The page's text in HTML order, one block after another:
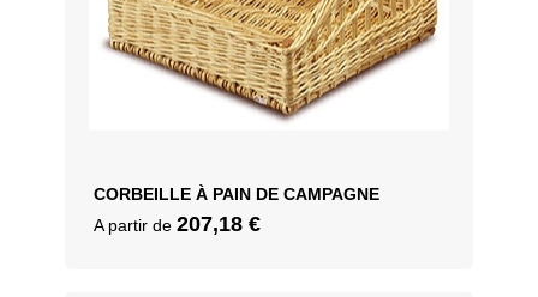
CORBEILLE À PAIN DE CAMPAGNE
A partir de 207,18 €